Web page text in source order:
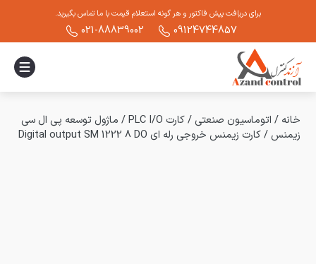
برای دریافت پیش فاکتور و هر گونه استعلام قیمت با ما تماس بگیرید.
09124744857
021-88839002
خانه / اتوماسیون صنعتی /کارت PLC I/O / ماژول توسعه پی ال سی
زیمنس /کارت زیمنس خروجی رله ای Digital output SM 1222 8 DO